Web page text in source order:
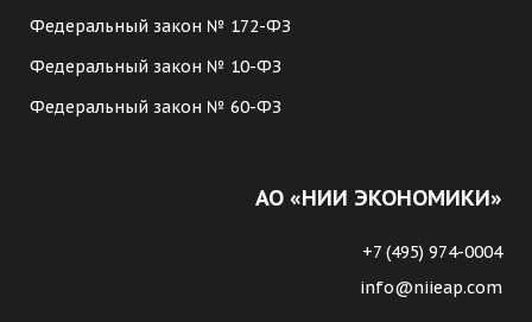
Федеральный закон № 172-ФЗ
Федеральный закон № 10-ФЗ
Федеральный закон № 60-ФЗ
АО «НИИ ЭКОНОМИКИ»
+7 (495) 974-0004
info@niieap.com